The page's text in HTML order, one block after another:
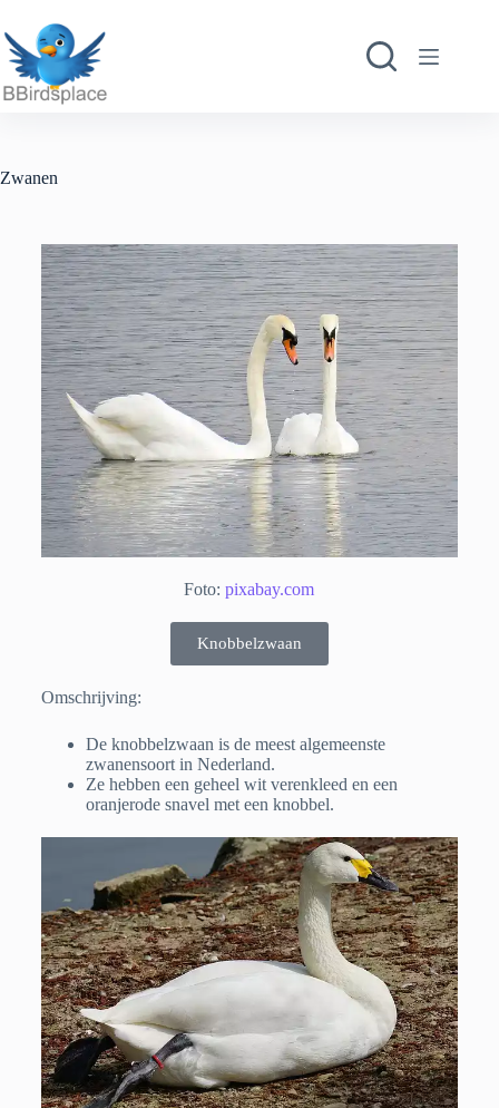
Zwanen
Foto:pixabay.com
Knobbelzwaan
Omschrijving:
De knobbelzwaan is de meest algemeenste
zwanensoort in Nederland.
Ze hebben een geheel wit verenkleed en een
oranjerode snavel met een knobbel.